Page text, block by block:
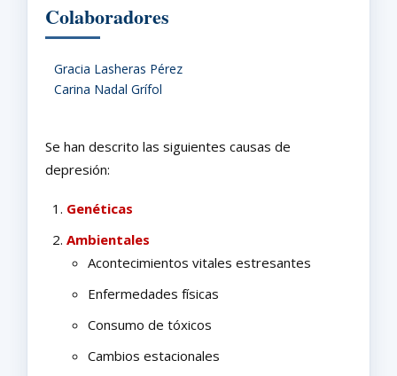
Colaboradores
Gracia Lasheras Pérez
Carina Nadal Grífol
Se han descrito las siguientes causas de
depresión:
Genéticas
Ambientales
Acontecimientos vitales estresantes
Enfermedades físicas
Consumo de tóxicos
Cambios estacionales